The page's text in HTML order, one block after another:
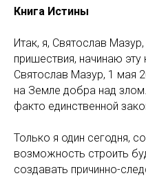
Книга Истины
Итак, я, Святослав
пришествия, начинаю эту
Святослав Мазур, 1 мая
на Земле добра над
факто единственной
Только я один сегодня,
возможность строить
создавать причинно-